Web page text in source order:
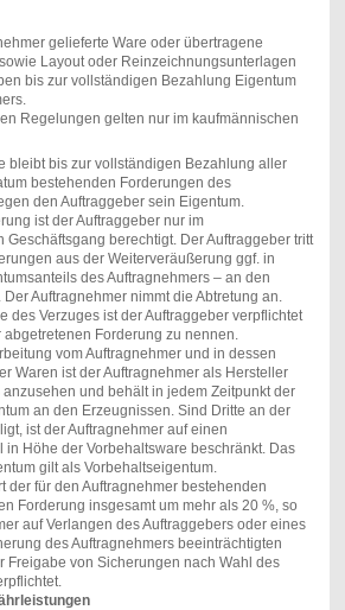
gelieferte Ware oder übertragene
Layout oder Reinzeichnungsunterlagen
bis zur vollständigen Bezahlung Eigentum
Regelungen gelten nur im kaufmännischen
bleibt bis zur vollständigen Bezahlung aller
bestehenden Forderungen des
den Auftraggeber sein Eigentum.
ist der Auftraggeber nur im
Geschäftsgang berechtigt. Der Auftraggeber tritt
aus der Weiterveräußerung ggf. in
des Auftragnehmers – an den
Auftragnehmer nimmt die Abtretung an.
des Verzuges ist der Auftraggeber verpflichtet
Forderung zu nennen.
vom Auftragnehmer und in dessen
Waren ist der Auftragnehmer als Hersteller
und behält in jedem Zeitpunkt der
an den Erzeugnissen. Sind Dritte an der
ist der Auftragnehmer auf einen
in Höhe der Vorbehaltsware beschränkt. Das
gilt als Vorbehaltseigentum.
der für den Auftragnehmer bestehenden
Forderung insgesamt um mehr als 20 %, so
auf Verlangen des Auftraggebers oder eines
des Auftragnehmers beeinträchtigten
Freigabe von Sicherungen nach Wahl des